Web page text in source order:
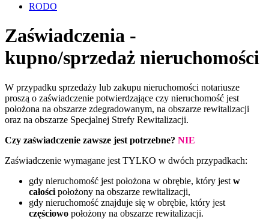
RODO
Zaświadczenia -
kupno/sprzedaż nieruchomości
W przypadku sprzedaży lub zakupu nieruchomości notariusze
proszą o zaświadczenie potwierdzające czy nieruchomość jest
położona na obszarze zdegradowanym, na obszarze rewitalizacji
oraz na obszarze Specjalnej Strefy Rewitalizacji.
Czy zaświadczenie zawsze jest potrzebne? NIE
Zaświadczenie wymagane jest TYLKO w dwóch przypadkach:
gdy nieruchomość jest położona w obrębie, który jest w
całości położony na obszarze rewitalizacji,
gdy nieruchomość znajduje się w obrębie, który jest
częściowo położony na obszarze rewitalizacji.